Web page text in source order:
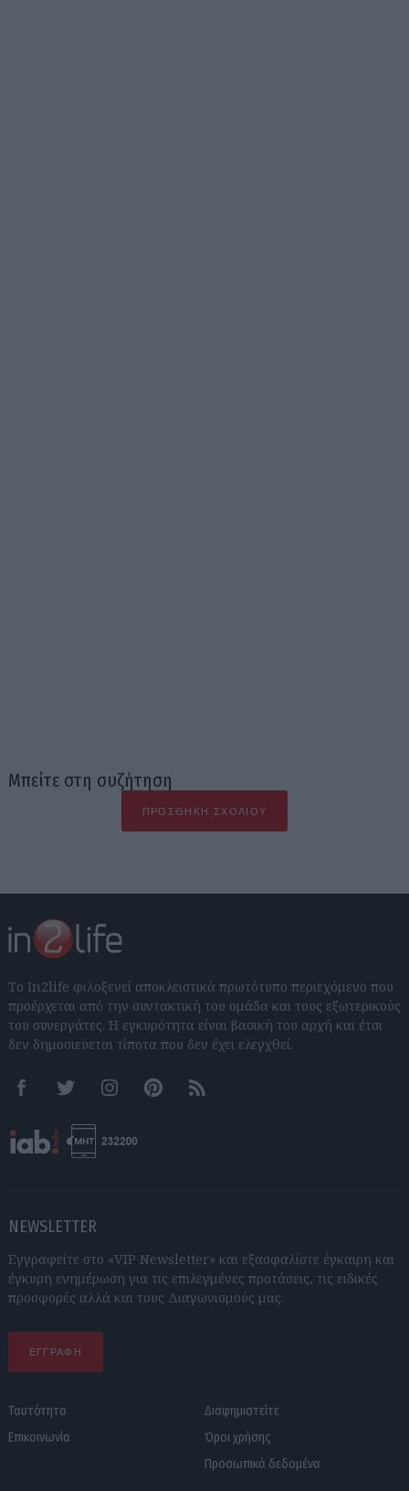
Μπείτε στη συζήτηση
ΠΡΟΣΘΉΚΗ ΣΧΟΛΊΟΥ
Το In2life φιλοξενεί αποκλειστικά πρωτότυπο περιεχόμενο που
προέρχεται από την συντακτική του ομάδα και τους εξωτερικούς
του συνεργάτες. Η εγκυρότητα είναι βασική του αρχή και έτσι
δεν δημοσιεύεται τίποτα που δεν έχει ελεγχθεί.
FacebookTwitter InstagramPinterestRSS feeds
NEWSLETTER
Εγγραφείτε στο «VIP Newsletter» και εξασφαλίστε έγκαιρη και
έγκυρη ενημέρωση για τις επιλεγμένες προτάσεις, τις ειδικές
προσφορές αλλά και τους Διαγωνισμούς μας.
ΕΓΓΡΑΦΗ
Ταυτότητα
Επικοινωνία
Διαφημιστείτε
Όροι χρήσης
Προσωπικά δεδομένα